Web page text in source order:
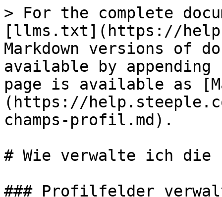
> For the complete
[llms.txt](https://
Markdown versions of
available by
page is available as
(https://
champs-profil.md).
# Wie verwalte ich
### Profilfelder